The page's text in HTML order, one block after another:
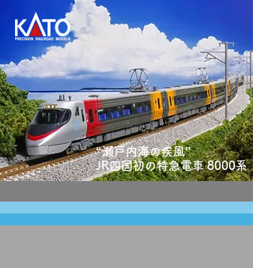
“瀬戸内海の疾風”
JR四国初の特急電車 8000系